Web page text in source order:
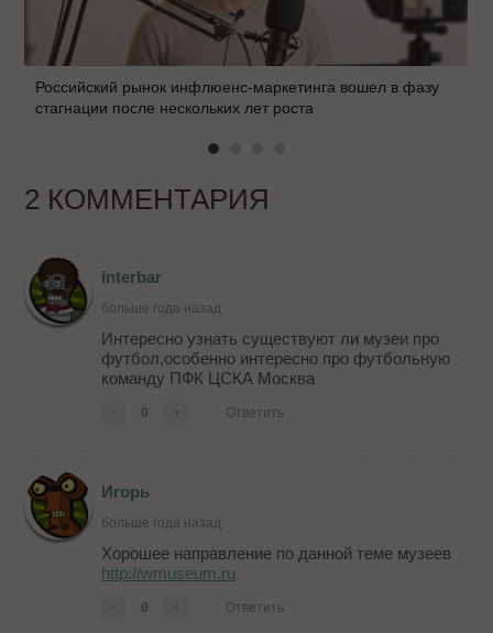
Российский рынок инфлюенс-маркетинга вошел в фазу
стагнации после нескольких лет роста
2 КОММЕНТАРИЯ
interbar
больше года назад
Интересно узнать существуют ли музеи про
футбол,особенно интересно про футбольную
команду ПФК ЦСКА Москва
0 Ответить
Игорь
больше года назад
Хорошее направление по данной теме музеев
http://wmuseum.ru
0 Ответить